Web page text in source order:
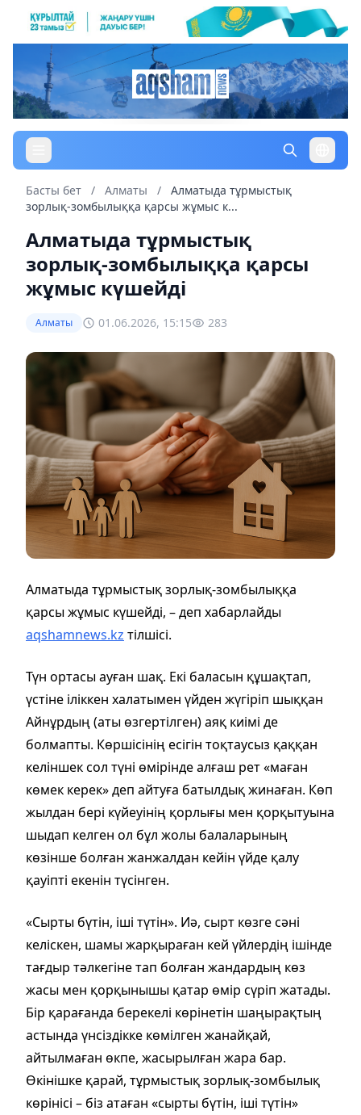
Басты бет / Алматы /
Алматыда тұрмыстық
зорлық-зомбылыққа қарсы жұмыс к...
Алматыда тұрмыстық
зорлық-зомбылыққа қарсы
жұмыс күшейді
Алматы 01.06.2026, 15:15 283
Алматыда тұрмыстық зорлық-зомбылыққа
қарсы жұмыс күшейді, – деп хабарлайды
aqshamnews.kz тілшісі.
Түн ортасы ауған шақ. Екі баласын құшақтап,
үстіне іліккен халатымен үйден жүгіріп шыққан
Айнұрдың (аты өзгертілген) аяқ киімі де
болмапты. Көршісінің есігін тоқтаусыз қаққан
келіншек сол түні өмірінде алғаш рет «маған
көмек керек» деп айтуға батылдық жинаған. Көп
жылдан бері күйеуінің қорлығы мен қорқытуына
шыдап келген ол бұл жолы балаларының
көзінше болған жанжалдан кейін үйде қалу
қауіпті екенін түсінген.
«Сырты бүтін, іші түтін». Иә, сырт көзге сәні
келіскен, шамы жарқыраған кей үйлердің ішінде
тағдыр тәлкегіне тап болған жандардың көз
жасы мен қорқынышы қатар өмір сүріп жатады.
Бір қарағанда берекелі көрінетін шаңырақтың
астында үнсіздікке көмілген жанайқай,
айтылмаған өкпе, жасырылған жара бар.
Өкінішке қарай, тұрмыстық зорлық-зомбылық
көрінісі – біз атаған «сырты бүтін, іші түтін»